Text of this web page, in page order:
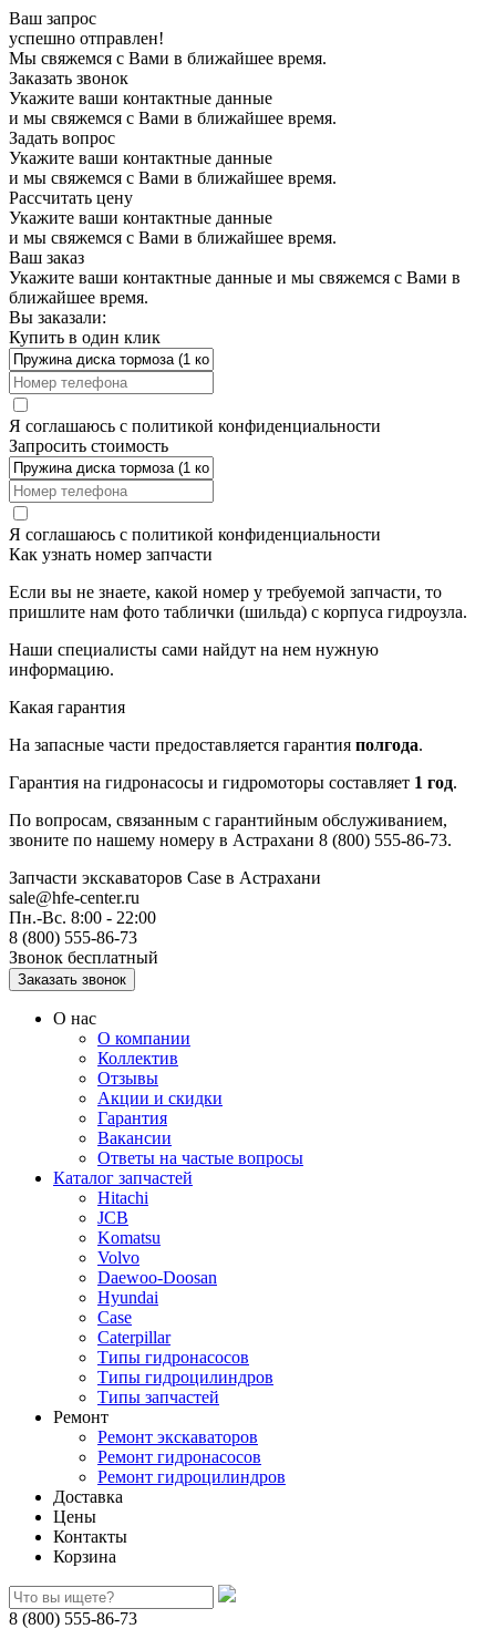
Ваш запрос
успешно отправлен!
Мы свяжемся с Вами в ближайшее время.
Заказать звонок
Укажите ваши контактные данные
и мы свяжемся с Вами в ближайшее время.
Задать вопрос
Укажите ваши контактные данные
и мы свяжемся с Вами в ближайшее время.
Рассчитать цену
Укажите ваши контактные данные
и мы свяжемся с Вами в ближайшее время.
Ваш заказ
Укажите ваши контактные данные и мы свяжемся с Вами в
ближайшее время.
Вы заказали:
Купить в один клик
Я соглашаюсь с политикой конфиденциальности
Запросить стоимость
Я соглашаюсь с политикой конфиденциальности
Как узнать номер запчасти
Если вы не знаете, какой номер у требуемой запчасти, то
пришлите нам фото таблички (шильда) с корпуса гидроузла.
Наши специалисты сами найдут на нем нужную
информацию.
Какая гарантия
На запасные части предоставляется гарантия полгода.
Гарантия на гидронасосы и гидромоторы составляет 1 год.
По вопросам, связанным с гарантийным обслуживанием,
звоните по нашему номеру в Астрахани 8 (800) 555-86-73.
Запчасти экскаваторов Case в Астрахани
sale@hfe-center.ru
Пн.-Вс. 8:00 - 22:00
8 (800) 555-86-73
Звонок бесплатный
О нас
О компании
Коллектив
Отзывы
Акции и скидки
Гарантия
Вакансии
Ответы на частые вопросы
Каталог запчастей
Hitachi
JCB
Komatsu
Volvo
Daewoo-Doosan
Hyundai
Case
Caterpillar
Типы гидронасосов
Типы гидроцилиндров
Типы запчастей
Ремонт
Ремонт экскаваторов
Ремонт гидронасосов
Ремонт гидроцилиндров
Доставка
Цены
Контакты
Корзина
8 (800) 555-86-73